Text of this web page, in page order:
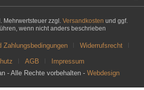
Mehrwertsteuer zzgl. Versandkosten und ggf.
wenn nicht anders beschrieben
Zahlungsbedingungen Widerrufsrecht
AGB
Impressum
- Alle Rechte vorbehalten - Webdesign